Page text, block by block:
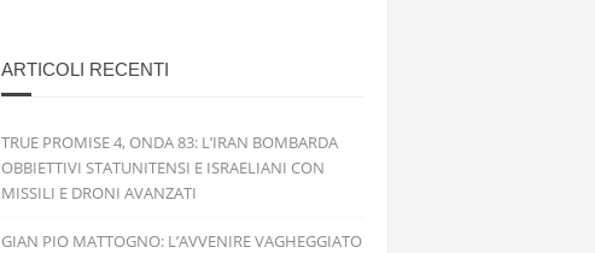
ARTICOLI RECENTI
TRUE PROMISE 4, ONDA 83: L’IRAN BOMBARDA
OBBIETTIVI STATUNITENSI E ISRAELIANI CON
MISSILI E DRONI AVANZATI
GIAN PIO MATTOGNO: L’AVVENIRE VAGHEGGIATO